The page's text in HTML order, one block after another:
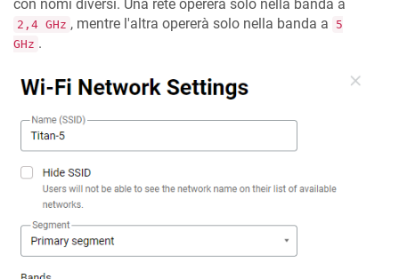
con nomi diversi. Una rete opererà solo nella banda a
2,4 GHz , mentre l'altra opererà solo nella banda a
5
GHz .